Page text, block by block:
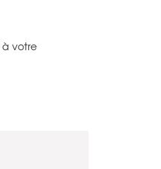
à votre